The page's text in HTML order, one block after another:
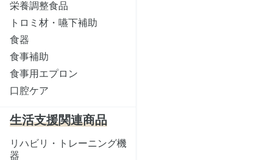
栄養調整食品
トロミ材・嚥下補助
食器
食事補助
食事用エプロン
口腔ケア
生活支援関連商品
リハビリ・トレーニング機
器